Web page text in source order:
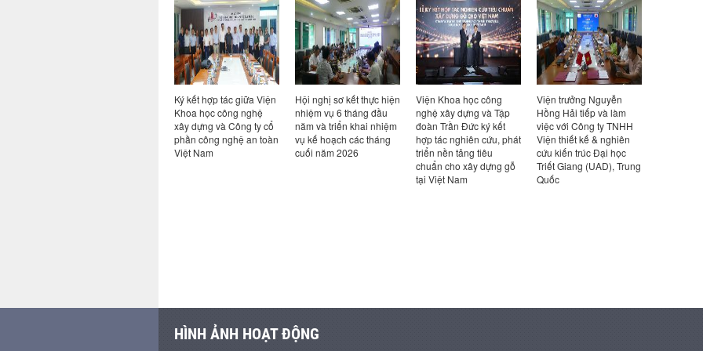
Ký kết hợp tác giữa Viện
Khoa học công nghệ
xây dựng và Công ty cổ
phần công nghệ an toàn
Việt Nam
Hội nghị sơ kết thực hiện
nhiệm vụ 6 tháng đầu
năm và triển khai nhiệm
vụ kế hoạch các tháng
cuối năm 2026
Viện Khoa học công
nghệ xây dựng và Tập
đoàn Trần Đức ký kết
hợp tác nghiên cứu, phát
triển nền tảng tiêu
chuẩn cho xây dựng gỗ
tại Việt Nam
Viện trưởng Nguyễn
Hồng Hải tiếp và làm
việc với Công ty TNHH
Viện thiết kế & nghiên
cứu kiến trúc Đại học
Triết Giang (UAD), Trung
Quốc
HÌNH ẢNH HOẠT ĐỘNG